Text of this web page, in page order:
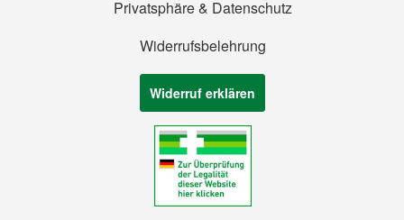
Privatsphäre & Datenschutz
Widerrufsbelehrung
Widerruf erklären